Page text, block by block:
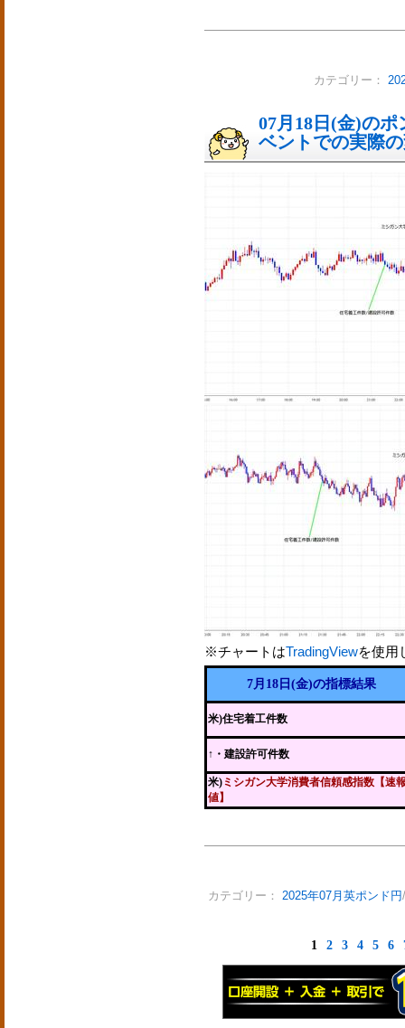
カテゴリー：
07月18日(金)の
ベントでの実際
※チャートはTradingViewを使用
7月18日(金)の指標結果
米)住宅着工件数
↑・建設許可件数
米) ミシガン大学消費者信頼感指数【速
値】
カテゴリー： 2025年07月英ポンド円
1 2 3 4 5 6